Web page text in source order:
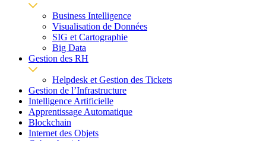
Business Intelligence
Visualisation de Données
SIG et Cartographie
Big Data
Gestion des RH
Helpdesk et Gestion des Tickets
Gestion de l’Infrastructure
Intelligence Artificielle
Apprentissage Automatique
Blockchain
Internet des Objets